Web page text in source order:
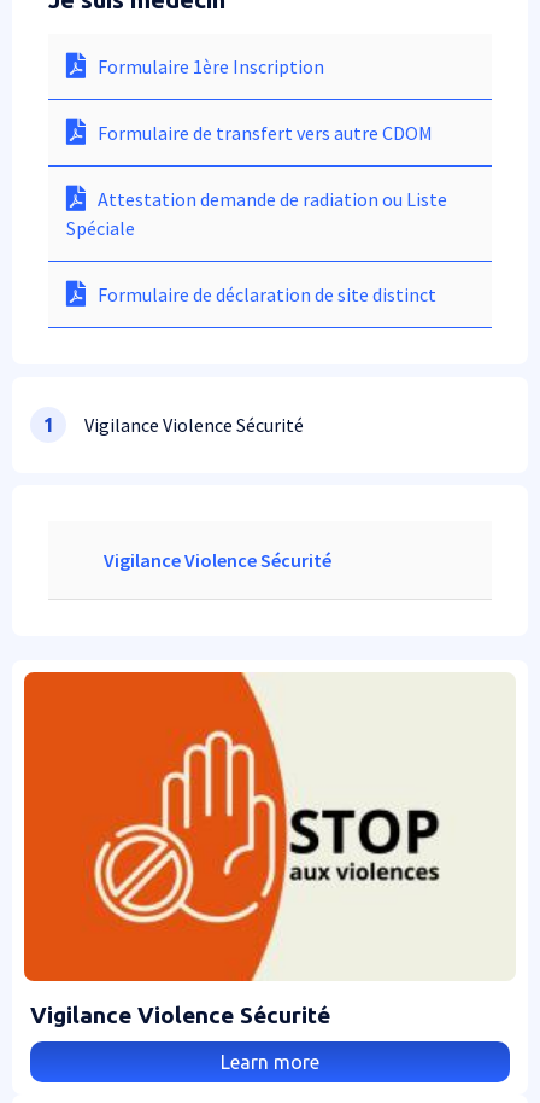
Formulaire 1ère Inscription
Formulaire de transfert vers autre CDOM
Attestation demande de radiation ou Liste
Spéciale
Formulaire de déclaration de site distinct
1 Vigilance Violence Sécurité
Colonne 1
Vigilance Violence Sécurité
Vigilance Violence Sécurité
Learn more